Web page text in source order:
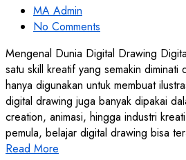
MA Admin
No Comments
Mengenal Dunia Digital Drawing
satu skill kreatif yang semakin
hanya digunakan untuk membuat
digital drawing juga banyak dipakai
creation, animasi, hingga industri
pemula, belajar digital drawing bisa
Read More